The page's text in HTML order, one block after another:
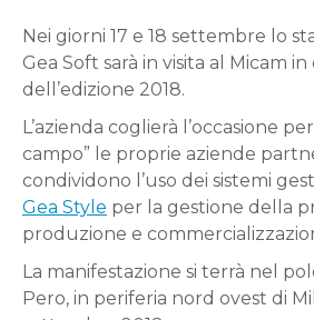
Nei giorni 17 e 18 settembre lo
Gea Soft sarà in visita al Micam in
dell’edizione 2018.
L’azienda coglierà l’occasione
campo” le proprie aziende
condividono l’uso dei sistemi
Gea Style per la gestione della
produzione e
La manifestazione si terrà nel
Pero, in periferia nord ovest di